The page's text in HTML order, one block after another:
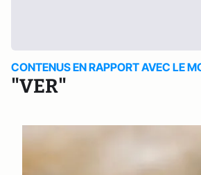
CONTENUS EN RAPPORT AVEC LE
"VER"